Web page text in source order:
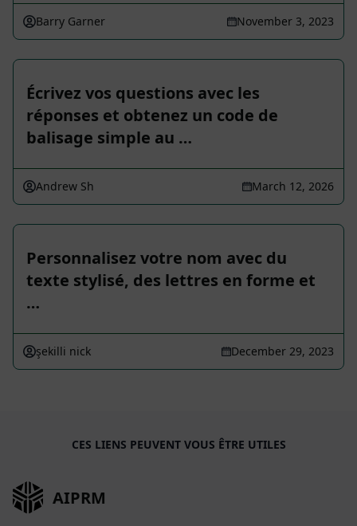
Barry Garner November 3, 2023
Écrivez vos questions avec les
réponses et obtenez un code de
balisage simple au …
Andrew Sh March 12, 2026
Personnalisez votre nom avec du
texte stylisé, des lettres en forme et
…
şekilli nick December 29, 2023
CES LIENS PEUVENT VOUS ÊTRE UTILES
AIPRM